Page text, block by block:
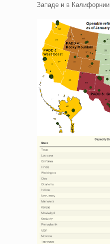
Западе и в Калифорнии.